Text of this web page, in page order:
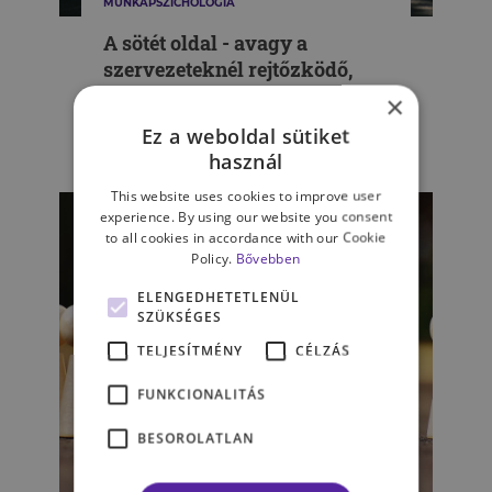
A sötét oldal - avagy a
szervezeteknél rejtőzködő,
×
Ez a weboldal sütiket
használ
This website uses cookies to improve user
experience. By using our website you consent
to all cookies in accordance with our Cookie
Policy. Bővebben
ELENGEDHETETLENÜL
SZÜKSÉGES
TELJESÍTMÉNY
CÉLZÁS
FUNKCIONALITÁS
BESOROLATLAN